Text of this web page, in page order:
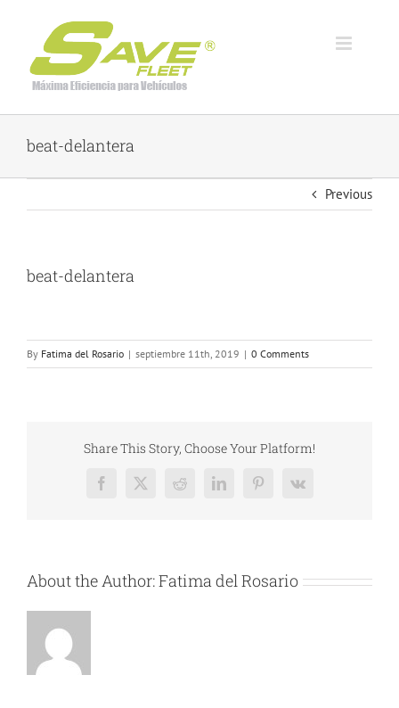
content
beat-delantera
Previous
beat-delantera
By Fatima del Rosario | septiembre 11th, 2019 | 0 Comments
Share This Story, Choose Your Platform!
Facebook
X RedditLinkedInPinterest
Vk
About the Author:Fatima del Rosario